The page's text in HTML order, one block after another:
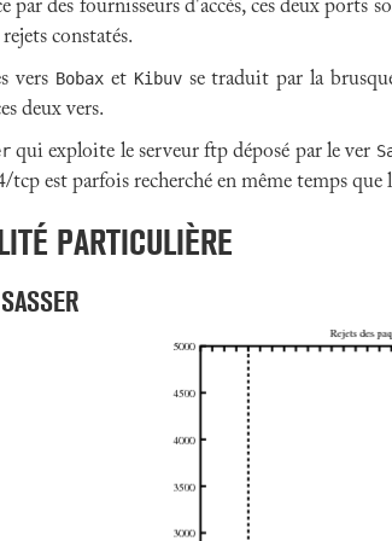
par des fournisseurs d'accès, ces deux
constatés.
vers Bobaxet Kibuvse traduit par la
deux vers.
qui exploite le serveur ftp déposé par le ver
est parfois recherché en même temps
PARTICULIÈRE